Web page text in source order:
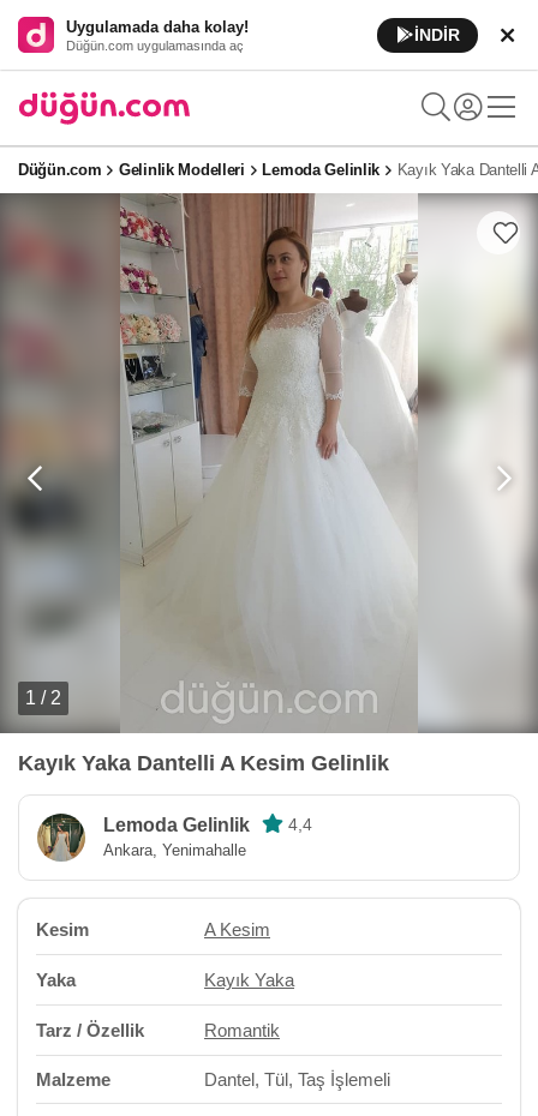
Uygulamada daha kolay!
Düğün.com uygulamasında aç
İNDİR
Düğün.com Gelinlik Modelleri Lemoda Gelinlik Kayık Yaka Dantelli
1 / 2
Kayık Yaka Dantelli A Kesim Gelinlik
Lemoda Gelinlik 4,4
Ankara, Yenimahalle
Kesim A Kesim
Yaka Kayık Yaka
Tarz / Özellik Romantik
Malzeme Dantel, Tül, Taş İşlemeli